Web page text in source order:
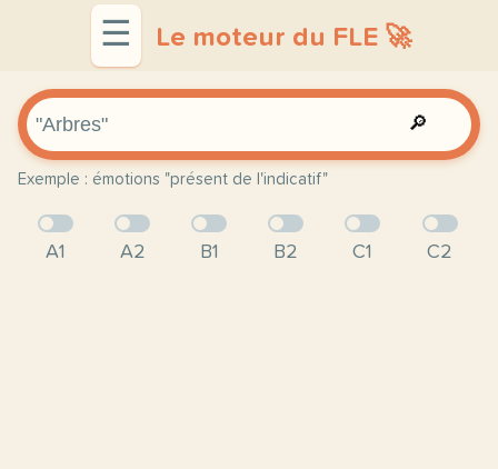
☰ Le moteur du FLE 🚀
🔎
Exemple : émotions "présent de l'indicatif"
A1 A2 B1 B2 C1 C2